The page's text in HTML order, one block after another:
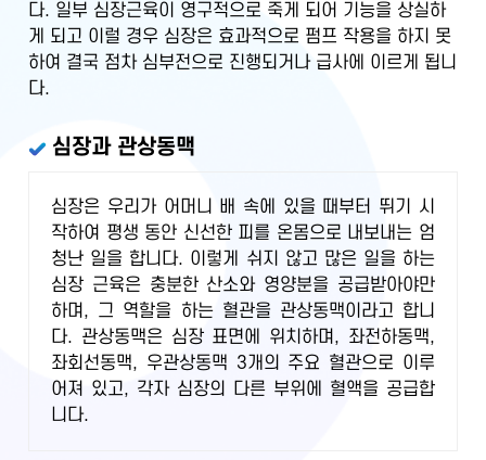
다. 일부 심장근육이 영구적으로 죽게 되어 기능을 상실하
게 되고 이럴 경우 심장은 효과적으로 펌프 작용을 하지 못
하여 결국 점차 심부전으로 진행되거나 급사에 이르게 됩니
다.
심장과 관상동맥
심장은 우리가 어머니 배 속에 있을 때부터 뛰기 시
작하여 평생 동안 신선한 피를 온몸으로 내보내는 엄
청난 일을 합니다. 이렇게 쉬지 않고 많은 일을 하는
심장 근육은 충분한 산소와 영양분을 공급받아야만
하며, 그 역할을 하는 혈관을 관상동맥이라고 합니
다. 관상동맥은 심장 표면에 위치하며, 좌전하동맥,
좌회선동맥, 우관상동맥 3개의 주요 혈관으로 이루
어져 있고, 각자 심장의 다른 부위에 혈액을 공급합
니다.